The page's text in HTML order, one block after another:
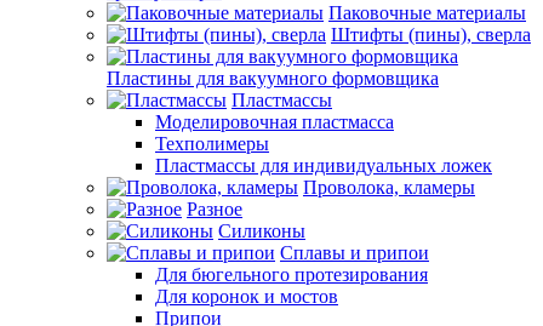
Паковочные материалы
Штифты (пины), сверла
Пластины для вакуумного формовщика
Пластмассы
Моделировочная пластмасса
Техполимеры
Пластмассы для индивидуальных ложек
Проволока, кламеры
Разное
Силиконы
Сплавы и припои
Для бюгельного протезирования
Для коронок и мостов
Припои